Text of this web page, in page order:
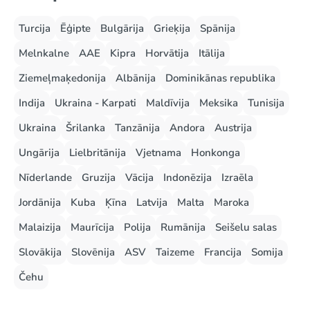
Turcija Ēģipte Bulgārija Grieķija
Spānija
Melnkalne
AAE Kipra Horvātija
Itālija
Ziemeļmaķedonija
Albānija
Dominikānas republika
Indija
Ukraina - Karpati Maldīvija Meksika
Tunisija
Ukraina
Šrilanka Tanzānija Andora
Austrija
Ungārija
Lielbritānija Vjetnama
Honkonga
Nīderlande
Gruzija Vācija Indonēzija
Izraēla
Jordānija
Kuba Ķīna Latvija Malta
Maroka
Malaizija
Maurīcija Polija Rumānija
Seišelu salas
Slovākija
Slovēnija ASV Taizeme Francija
Somija
Čehu